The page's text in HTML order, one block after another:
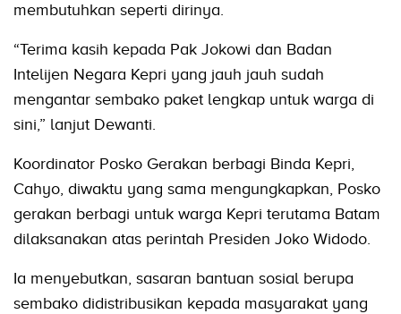
membutuhkan seperti dirinya.
“Terima kasih kepada Pak Jokowi dan Badan
Intelijen Negara Kepri yang jauh jauh sudah
mengantar sembako paket lengkap untuk warga di
sini,” lanjut Dewanti.
Koordinator Posko Gerakan berbagi Binda Kepri,
Cahyo, diwaktu yang sama mengungkapkan, Posko
gerakan berbagi untuk warga Kepri terutama Batam
dilaksanakan atas perintah Presiden Joko Widodo.
Ia menyebutkan, sasaran bantuan sosial berupa
sembako didistribusikan kepada masyarakat yang